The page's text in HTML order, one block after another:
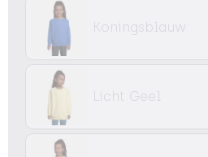
Koningsblauw
Licht Geel